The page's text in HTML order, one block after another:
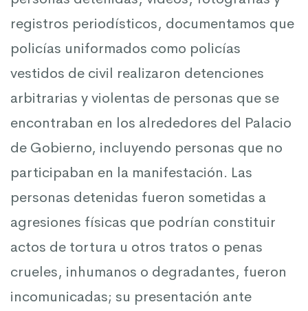
registros periodísticos, documentamos que
policías uniformados como policías
vestidos de civil realizaron detenciones
arbitrarias y violentas de personas que se
encontraban en los alrededores del Palacio
de Gobierno, incluyendo personas que no
participaban en la manifestación. Las
personas detenidas fueron sometidas a
agresiones físicas que podrían constituir
actos de tortura u otros tratos o penas
crueles, inhumanos o degradantes, fueron
incomunicadas; su presentación ante